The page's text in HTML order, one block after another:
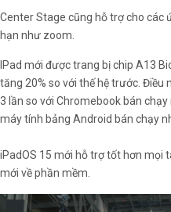
Center Stage cũng hỗ trợ cho các
hạn như zoom.
IPad mới được trang bị chip A13
tăng 20% so với thế hệ trước. Điều
3 lần so với Chromebook bán
máy tính bảng Android bán chạy
iPadOS 15 mới hỗ trợ tốt hơn mọi
mới về phần mềm.